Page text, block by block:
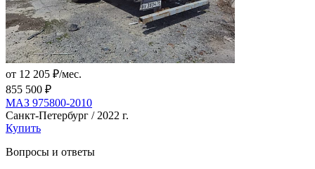
от 12 205 ₽/мес.
855 500 ₽
МАЗ 975800-2010
Санкт-Петербург / 2022 г.
Купить
Вопросы и ответы